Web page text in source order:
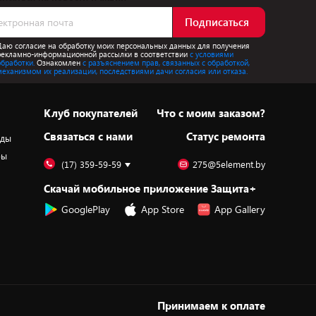
Подписаться
согласие на обработку моих персональных данных для получения
информационной рассылки в соответствиис условиями
Ознакомлен с разъяснением прав, связанных с обработкой,
их реализации, последствиями дачи согласия или отказа.
Клуб покупателей
Cвязаться с нами
Что с моим заказом?
Статус ремонта
(17) 359-59-59 275@5element.by
Скачай мобильное приложение Защита+
GooglePlay App Store App Gallery
Принимаем к оплате